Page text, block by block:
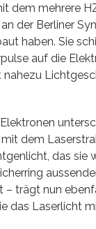
dem mehrere
der Berliner
haben. Sie
auf die
nahezu
dem
das sie
– trägt nun
das Laserlicht